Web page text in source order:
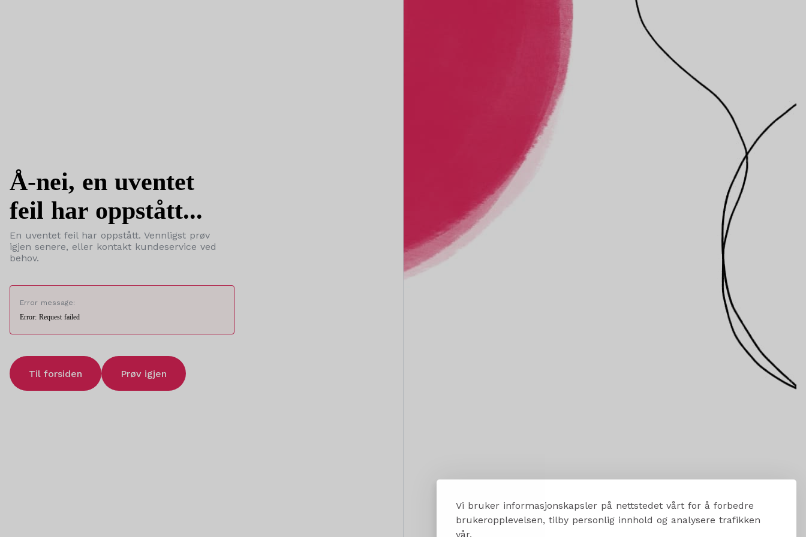
Vi bruker informasjonskapsler på nettstedet vårt for å forbedre
brukeropplevelsen, tilby personlig innhold og analysere trafikken
vår.
Å-nei, en uventet
feil har oppstått...
En uventet feil har oppstått. Vennligst prøv
igjen senere, eller kontakt kundeservice ved
behov.
Error message:
Error: Request failed
Til forsiden Prøv igjen